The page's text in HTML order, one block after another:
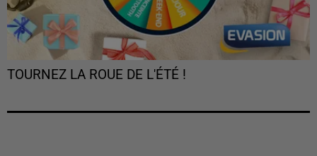
TOURNEZ LA ROUE DE L'ÉTÉ !